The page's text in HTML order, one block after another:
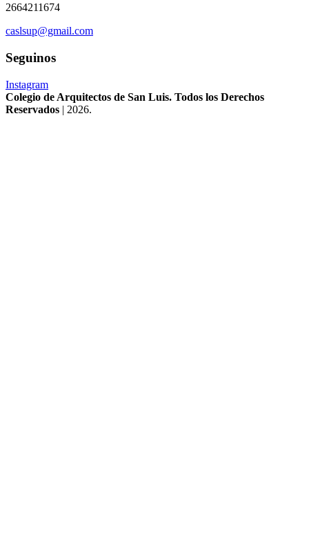
2664211674
caslsup@gmail.com
Seguinos
Instagram
Colegio de Arquitectos de San Luis. Todos los Derechos
Reservados | 2026.